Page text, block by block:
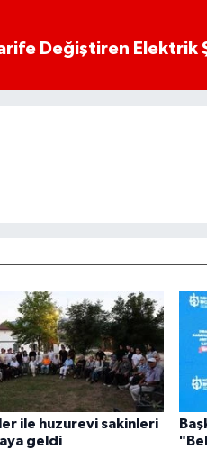
Değiştiren Elektrik
ile huzurevi sakinleri
geldi